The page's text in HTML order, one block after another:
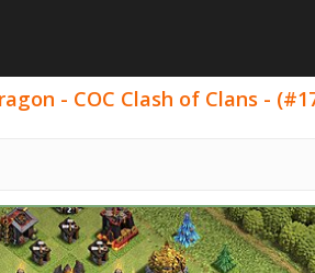
- COC Clash of Clans -